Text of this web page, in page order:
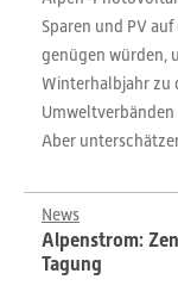
Sparen und PV
genügen würden,
Winterhalbjahr zu
Aber
News
Alpenstrom:
Tagung